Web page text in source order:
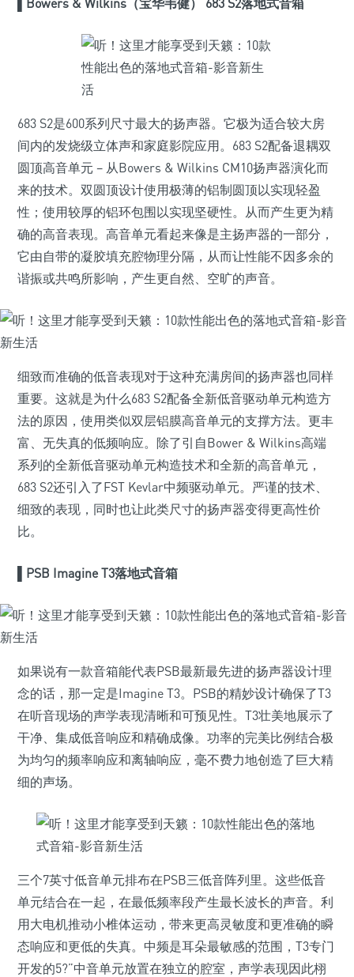
Bowers & Wilkins（宝华韦健） 683 S2落地式音箱
683 S2是600系列尺寸最大的扬声器。它极为适合较大房
间内的发烧级立体声和家庭影院应用。683 S2配备退耦双
圆顶高音单元 – 从Bowers & Wilkins CM10扬声器演化而
来的技术。双圆顶设计使用极薄的铝制圆顶以实现轻盈
性；使用较厚的铝环包围以实现坚硬性。从而产生更为精
确的高音表现。高音单元看起来像是主扬声器的一部分，
它由自带的凝胶填充腔物理分隔，从而让性能不因多余的
谐振或共鸣所影响，产生更自然、空旷的声音。
细致而准确的低音表现对于这种充满房间的扬声器也同样
重要。这就是为什么683 S2配备全新低音驱动单元构造方
法的原因，使用类似双层铝膜高音单元的支撑方法。更丰
富、无失真的低频响应。除了引自Bower & Wilkins高端
系列的全新低音驱动单元构造技术和全新的高音单元，
683 S2还引入了FST Kevlar中频驱动单元。严谨的技术、
细致的表现，同时也让此类尺寸的扬声器变得更高性价
比。
PSB Imagine T3落地式音箱
如果说有一款音箱能代表PSB最新最先进的扬声器设计理
念的话，那一定是Imagine T3。PSB的精妙设计确保了T3
在听音现场的声学表现清晰和可预见性。T3壮美地展示了
干净、集成低音响应和精确成像。功率的完美比例结合极
为均匀的频率响应和离轴响应，毫不费力地创造了巨大精
细的声场。
三个7英寸低音单元排布在PSB三低音阵列里。这些低音
单元结合在一起，在最低频率段产生最长波长的声音。利
用大电机推动小椎体运动，带来更高灵敏度和更准确的瞬
态响应和更低的失真。中频是耳朵最敏感的范围，T3专门
开发的5?”中音单元放置在独立的腔室，声学表现因此栩